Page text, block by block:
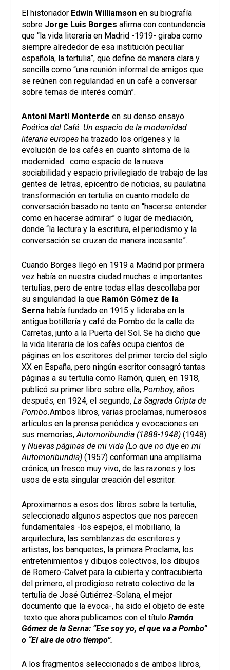
El historiador Edwin Williamson en su biografía
sobre Jorge Luis Borges afirma con contundencia
que “la vida literaria en Madrid -1919- giraba como
siempre alrededor de esa institución peculiar
española, la tertulia”, que define de manera clara y
sencilla como “una reunión informal de amigos que
se reúnen con regularidad en un café a conversar
sobre temas de interés común”.
Antoni Martí Monterde en su denso ensayo
Poética del Café. Un espacio de la modernidad
literaria europea ha trazado los orígenes y la
evolución de los cafés en cuanto síntoma de la
modernidad: como espacio de la nueva
sociabilidad y espacio privilegiado de trabajo de las
gentes de letras, epicentro de noticias, su paulatina
transformación en tertulia en cuanto modelo de
conversación basado no tanto en “hacerse entender
como en hacerse admirar” o lugar de mediación,
donde “la lectura y la escritura, el periodismo y la
conversación se cruzan de manera incesante”.
Cuando Borges llegó en 1919 a Madrid por primera
vez había en nuestra ciudad muchas e importantes
tertulias, pero de entre todas ellas descollaba por
su singularidad la que Ramón Gómez de la
Sernahabía fundado en 1915 y lideraba en la
antigua botillería y café de Pombo de la calle de
Carretas, junto a la Puerta del Sol. Se ha dicho que
la vida literaria de los cafés ocupa cientos de
páginas en los escritores del primer tercio del siglo
XX en España, pero ningún escritor consagró tantas
páginas a su tertulia como Ramón, quien, en 1918,
publicó su primer libro sobre ella,Pomboy, años
después, en 1924, el segundo,La Sagrada Cripta de
Pombo.Ambos libros, varias proclamas, numerosos
artículos en la prensa periódica y evocaciones en
sus memorias,Automoribundia (1888-1948)(1948)
yNuevas páginas de mi vida (Lo que no dije en mi
Automoribundia)(1957) conforman una amplísima
crónica, un fresco muy vivo, de las razones y los
usos de esta singular creación del escritor.
Aproximarnos a esos dos libros sobre la tertulia,
seleccionado algunos aspectos que nos parecen
fundamentales -los espejos, el mobiliario, la
arquitectura, las semblanzas de escritores y
artistas, los banquetes, la primera Proclama, los
entretenimientos y dibujos colectivos, los dibujos
de Romero-Calvet para la cubierta y contracubierta
del primero, el prodigioso retrato colectivo de la
tertulia de José Gutiérrez-Solana, el mejor
documento que la evoca-, ha sido el objeto de este
texto que ahora publicamos con el títuloRamón
Gómez de la Serna: “Ese soy yo, el que va a Pombo”
o “El aire de otro tiempo”.
A los fragmentos seleccionados de ambos libros,